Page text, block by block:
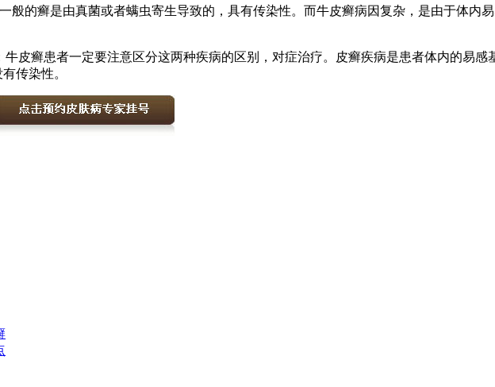
般的癣是由真菌或者螨虫寄生导致的，具有传染性。而牛皮癣病因复杂，是由于体内
牛皮癣患者一定要注意区分这两种疾病的区别，对症治疗。皮癣疾病是患者体内的易感
传染性。